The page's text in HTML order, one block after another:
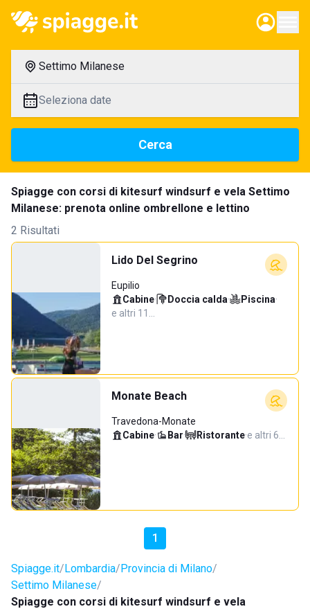
Settimo Milanese
Seleziona date
Cerca
Spiagge con corsi di kitesurf windsurf e vela Settimo
Milanese: prenota online ombrellone e lettino
2 Risultati
Lido Del Segrino
Eupilio
Cabine· Doccia calda· Piscina·
e altri 11…
Monate Beach
Travedona-Monate
Cabine· Bar· Ristorante·e altri 6…
1
Spiagge.it Lombardia Provincia di Milano
Settimo Milanese
Spiagge con corsi di kitesurf windsurf e vela